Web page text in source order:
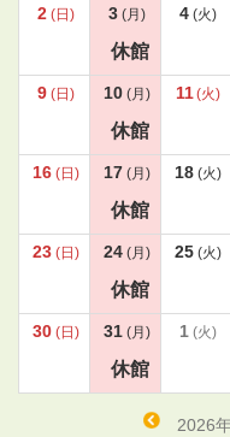
2 (日) 3 (月)
休館
4 (火)
9 (日) 10 (月)
休館
11(火)
16 (日) 17 (月)
休館
18 (火)
23 (日) 24 (月)
休館
25 (火)
30 (日) 31 (月)
休館
1 (火)
2026